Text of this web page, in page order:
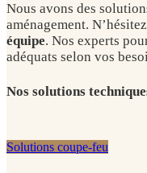
Nous avons des
aménagement.
équipe. Nos experts
adéquats selon vos
Nos solutions
Solutions coupe-feu